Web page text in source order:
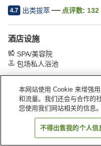
4.7 出类拔萃 点评数: 132
酒店设施
SPA/美容院
包场私人浴池
首页 日本 大分县 别府
本网站使用 Cookie 来增强
和流量。我们还会与合作的
您使用我们网站相关的信息。
不得出售我的个人信